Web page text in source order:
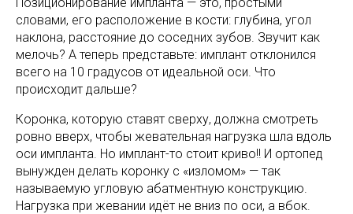
словами, его расположение в кости: глубина, угол
наклона, расстояние до соседних зубов. Звучит как
мелочь? А теперь представьте: имплант отклонился
всего на 10 градусов от идеальной оси. Что
происходит дальше?
Коронка, которую ставят сверху, должна смотреть
ровно вверх, чтобы жевательная нагрузка шла вдоль
оси импланта. Но имплант-то стоит криво!! И ортопед
вынужден делать коронку с «изломом» — так
называемую угловую абатментную конструкцию.
Нагрузка при жевании идёт не вниз по оси, а вбок.